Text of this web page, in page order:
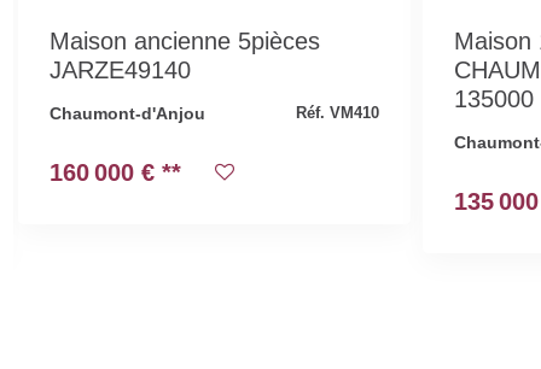
Maison ancienne 5pièces
JARZE49140
Chaumont-d'Anjou Réf. VM410
160 000 € **
Maison
135000
135